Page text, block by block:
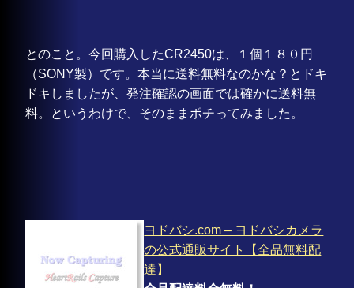
とのこと。今回購入したCR2450は、１個１８０円
（SONY製）です。本当に送料無料なのかな？とドキ
ドキしましたが、発注確認の画面では確かに送料無
料。というわけで、そのままポチってみました。
ヨドバシ.com – ヨドバシカメラ
の公式通販サイト【全品無料配
達】